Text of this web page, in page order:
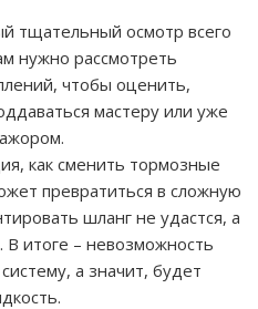
тщательный осмотр всего
нужно рассмотреть
чтобы оценить,
мастеру или уже
как сменить тормозные
превратиться в сложную
шланг не удастся, а
В итоге – невозможность
а значит, будет